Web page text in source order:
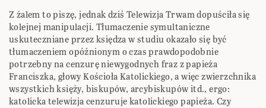
Z żalem to piszę, jednak dziś Telewizja Trwam dopuściła się
kolejnej manipulacji. Tłumaczenie symultaniczne
uskuteczniane przez księdza w studiu okazało się być
tłumaczeniem opóźnionym o czas prawdopodobnie
potrzebny na cenzurę niewygodnych fraz z papieża
Franciszka, głowy Kościoła Katolickiego, a więc zwierzchnika
wszystkich księży, biskupów, arcybiskupów itd., ergo:
katolicka telewizja cenzuruje katolickiego papieża. Czy